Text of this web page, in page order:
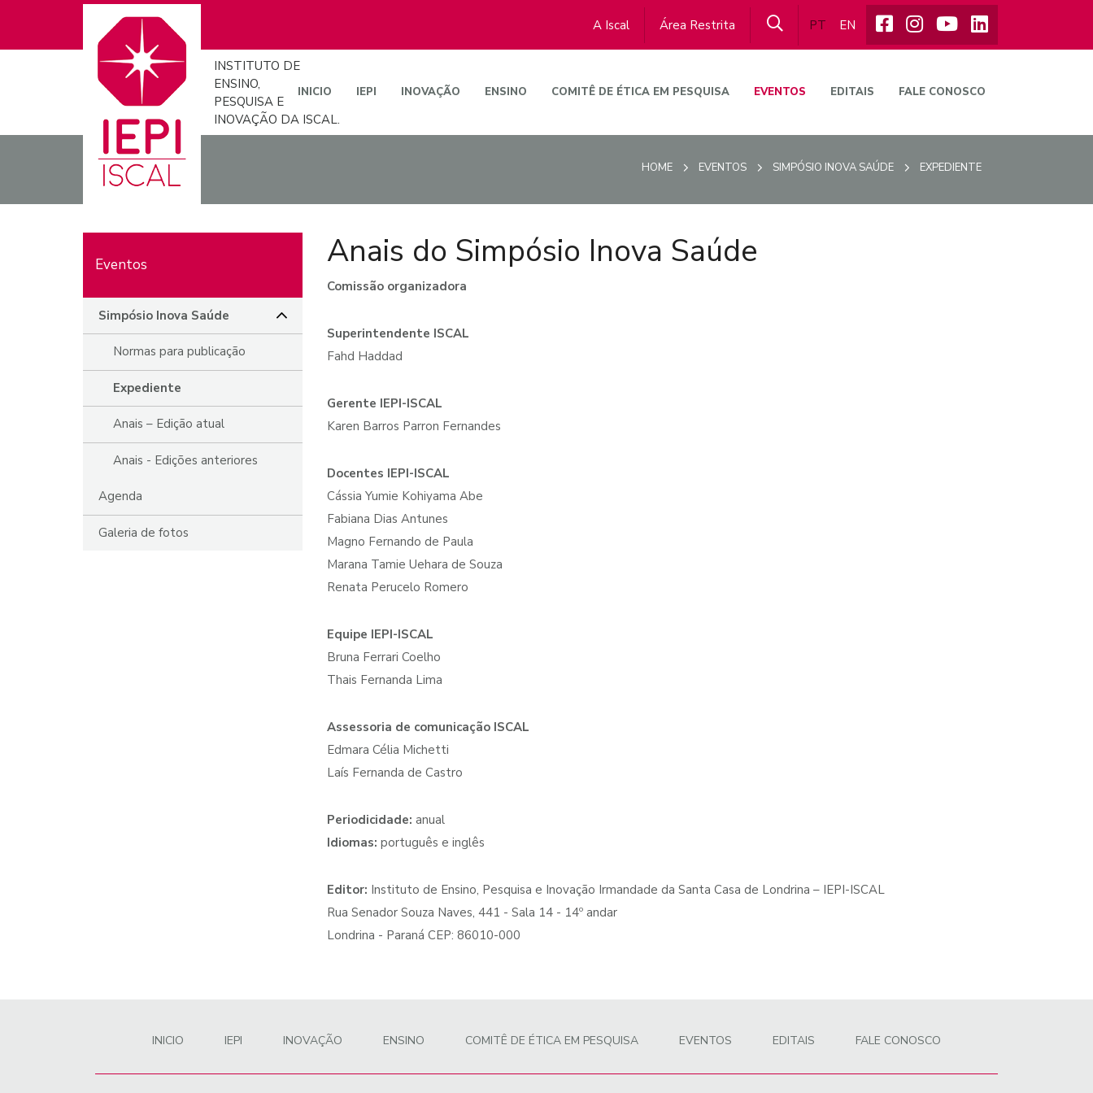
A Iscal Área Restrita PT EN
INSTITUTO DE
ENSINO,
PESQUISA E
INOVAÇÃO DA ISCAL.
INICIO IEPI INOVAÇÃO ENSINO COMITÊ DE ÉTICA EM PESQUISA EVENTOS EDITAIS FALE CONOSCO
HOME EVENTOS SIMPÓSIO INOVA SAÚDE EXPEDIENTE
Eventos
Simpósio Inova Saúde
Normas para publicação
Expediente
Anais – Edição atual
Anais - Edições anteriores
Agenda
Galeria de fotos
Anais do Simpósio Inova Saúde
Comissão organizadora
Superintendente ISCAL
Fahd Haddad
Gerente IEPI-ISCAL
Karen Barros Parron Fernandes
Docentes IEPI-ISCAL
Cássia Yumie Kohiyama Abe
Fabiana Dias Antunes
Magno Fernando de Paula
Marana Tamie Uehara de Souza
Renata Perucelo Romero
Equipe IEPI-ISCAL
Bruna Ferrari Coelho
Thais Fernanda Lima
Assessoria de comunicação ISCAL
Edmara Célia Michetti
Laís Fernanda de Castro
Periodicidade: anual
Idiomas: português e inglês
Editor: Instituto de Ensino, Pesquisa e Inovação Irmandade da Santa Casa de Londrina – IEPI-ISCAL
Rua Senador Souza Naves, 441 - Sala 14 - 14º andar
Londrina - Paraná CEP: 86010-000
INICIO IEPI INOVAÇÃO ENSINO COMITÊ DE ÉTICA EM PESQUISA EVENTOS EDITAIS FALE CONOSCO